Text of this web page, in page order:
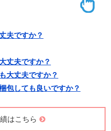
夫ですか？
丈夫ですか？
大丈夫ですか？
包しても良いですか？
はこちら